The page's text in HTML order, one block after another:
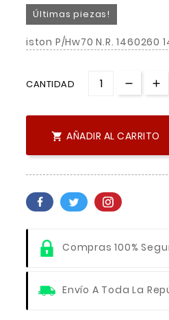
Últimas piezas!
iston P/Hw70 N.R. 1460260
CANTIDAD
 AÑADIR AL CARRITO
Compras 100%
Envío A Toda La